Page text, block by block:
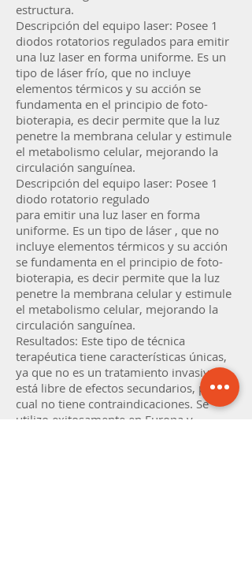
estructura.
Descripción del equipo laser: Posee 1
diodos rotatorios regulados para emitir
una luz laser en forma uniforme. Es un
tipo de láser frío, que no incluye
elementos térmicos y su acción se
fundamenta en el principio de foto-
bioterapia, es decir permite que la luz
penetre la membrana celular y estimule
el metabolismo celular, mejorando la
circulación sanguínea.
Descripción del equipo laser: Posee 1
diodo rotatorio regulado
para emitir una luz laser en forma
uniforme. Es un tipo de láser , que no
incluye elementos térmicos y su acción
se fundamenta en el principio de foto-
bioterapia, es decir permite que la luz
penetre la membrana celular y estimule
el metabolismo celular, mejorando la
circulación sanguínea.
Resultados: Este tipo de técnica
terapéutica tiene características únicas,
ya que no es un tratamiento invasivo y
está libre de efectos secundarios, por lo
cual no tiene contraindicaciones. Se
utilizo exitosamente en Europa y